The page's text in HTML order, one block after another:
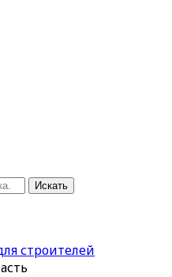
Искать
строителей